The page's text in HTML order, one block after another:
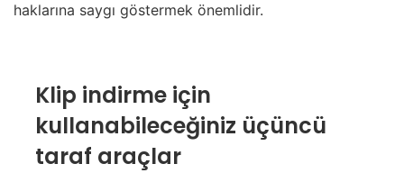
haklarına saygı göstermek önemlidir.
Klip indirme için
kullanabileceğiniz üçüncü
taraf araçlar